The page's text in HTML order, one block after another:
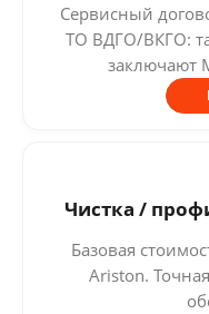
Сервисный
ТО ВДГО/ВКГО:
заключают
Чистка /
Базовая
Ariston.